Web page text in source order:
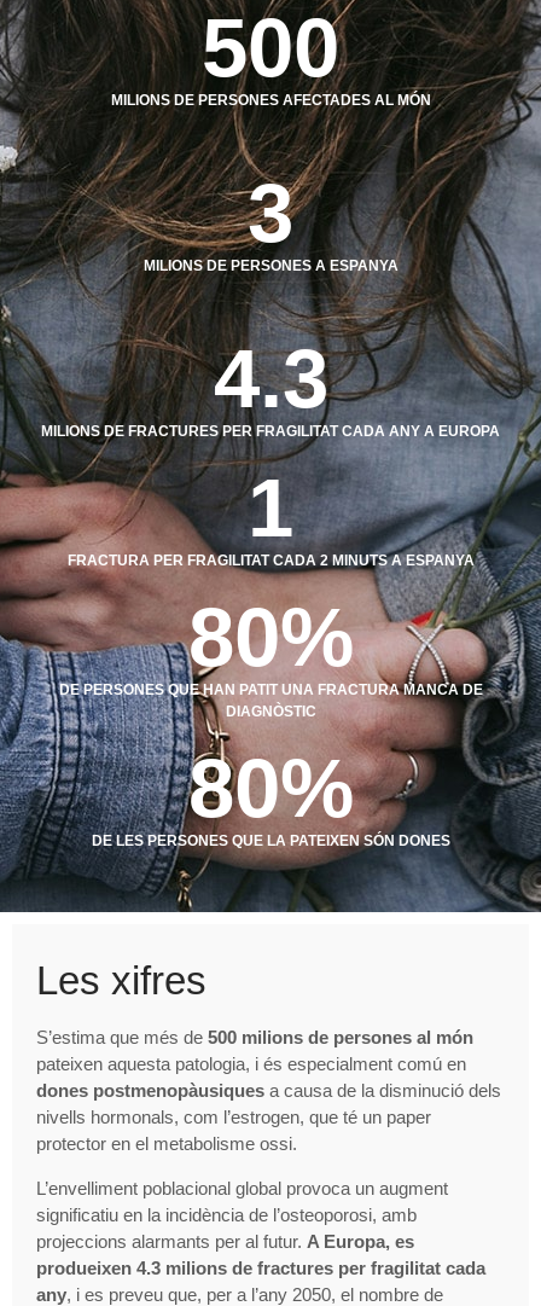
MILIONS DE PERSONES AFECTADES AL MÓN
500
MILIONS DE PERSONES A ESPANYA
3
MILIONS DE FRACTURES PER FRAGILITAT CADA ANY A EUROPA
4.3
FRACTURA PER FRAGILITAT CADA 2 MINUTS A ESPANYA
1
DE PERSONES QUE HAN PATIT UNA FRACTURA MANCA DE
DIAGNÒSTIC
80%
DE LES PERSONES QUE LA PATEIXEN SÓN DONES
80%
Les xifres
S’estima que més de 500 milions de persones al món
pateixen aquesta patologia, i és especialment comú en
dones postmenopàusiques a causa de la disminució dels
nivells hormonals, com l’estrogen, que té un paper
protector en el metabolisme ossi.
L’envelliment poblacional global provoca un augment
significatiu en la incidència de l’osteoporosi, amb
projeccions alarmants per al futur. A Europa, es
produeixen 4.3 milions de fractures per fragilitat cada
any, i es preveu que, per a l’any 2050, el nombre de